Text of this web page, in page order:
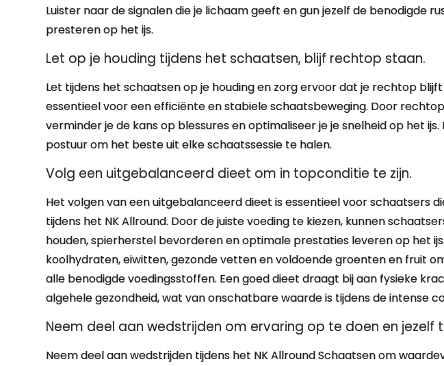
Luister naar de signalen die je lichaam geeft en gun jezelf de benodigde
presteren op het ijs.
Let op je houding tijdens het schaatsen, blijf rechtop staan.
Let tijdens het schaatsen op je houding en zorg ervoor dat je rechtop blijft
essentieel voor een efficiënte en stabiele schaatsbeweging. Door
verminder je de kans op blessures en optimaliseer je je snelheid op het
postuur om het beste uit elke schaatssessie te halen.
Volg een uitgebalanceerd dieet om in topconditie te zijn.
Het volgen van een uitgebalanceerd dieet is essentieel voor schaatsers
tijdens het NK Allround. Door de juiste voeding te kiezen, kunnen
houden, spierherstel bevorderen en optimale prestaties leveren op het
koolhydraten, eiwitten, gezonde vetten en voldoende groenten en fruit
alle benodigde voedingsstoffen. Een goed dieet draagt bij aan fysieke
algehele gezondheid, wat van onschatbare waarde is tijdens de intense
Neem deel aan wedstrijden om ervaring op te doen en jezelf
Neem deel aan wedstrijden tijdens het NK Allround Schaatsen om